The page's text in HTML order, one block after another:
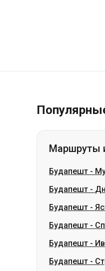
Будапешт
Будапешт -
Будапешт-
Будапешт-
Будапешт-
Будапешт-
Будапешт-
Будапешт-